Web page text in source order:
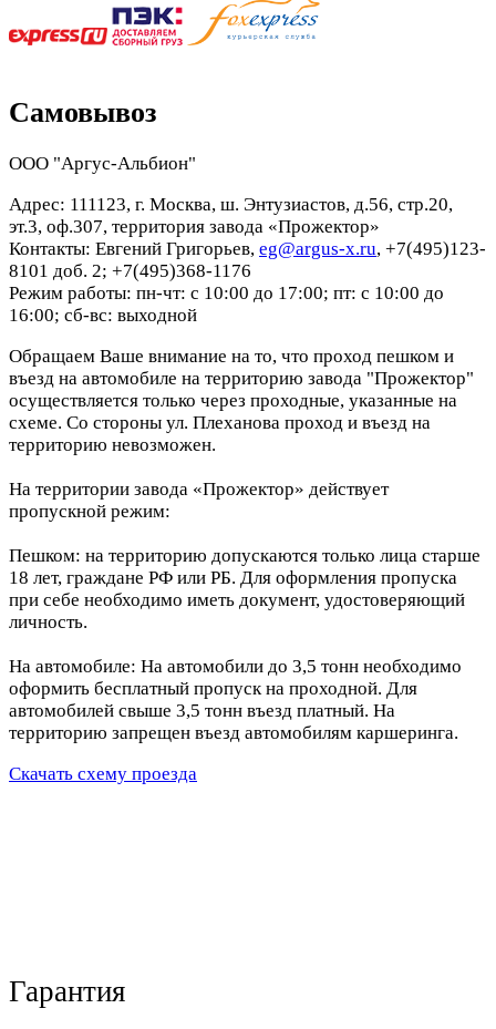
Самовывоз
ООО "Аргус-Альбион"
Адрес: 111123, г. Москва, ш. Энтузиастов, д.56, стр.20,
эт.3, оф.307, территория завода «Прожектор»
Контакты: Евгений Григорьев, eg@argus-x.ru, +7(495)123-
8101 доб. 2; +7(495)368-1176
Режим работы: пн-чт: с 10:00 до 17:00; пт: с 10:00 до
16:00; сб-вс: выходной
Обращаем Ваше внимание на то, что проход пешком и
въезд на автомобиле на территорию завода "Прожектор"
осуществляется только через проходные, указанные на
схеме. Со стороны ул. Плеханова проход и въезд на
территорию невозможен.
На территории завода «Прожектор» действует
пропускной режим:
Пешком: на территорию допускаются только лица старше
18 лет, граждане РФ или РБ. Для оформления пропуска
при себе необходимо иметь документ, удостоверяющий
личность.
На автомобиле: На автомобили до 3,5 тонн необходимо
оформить бесплатный пропуск на проходной. Для
автомобилей свыше 3,5 тонн въезд платный. На
территорию запрещен въезд автомобилям каршеринга.
Скачать схему проезда
Гарантия